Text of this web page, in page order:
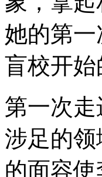
她的第
盲校开始
第一次
涉足的
的面容